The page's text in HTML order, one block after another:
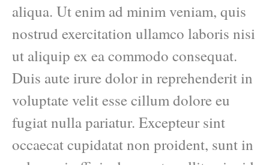
aliqua. Ut enim ad minim veniam, quis
nostrud exercitation ullamco laboris nisi
ut aliquip ex ea commodo consequat.
Duis aute irure dolor in reprehenderit in
voluptate velit esse cillum dolore eu
fugiat nulla pariatur. Excepteur sint
occaecat cupidatat non proident, sunt in